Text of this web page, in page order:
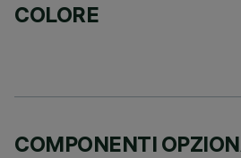
COLORE
COMPONENTI